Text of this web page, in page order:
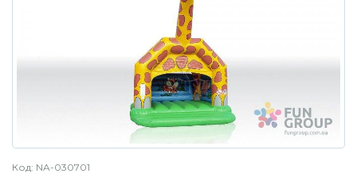
Код: NA-030701